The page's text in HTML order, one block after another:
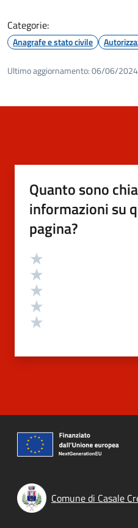
Categorie:
Anagrafe e stato civile
Ultimo aggiornamento:06/06/
Quanto sono
informazioni su
pagina?
Valutazione
Comune di Casale